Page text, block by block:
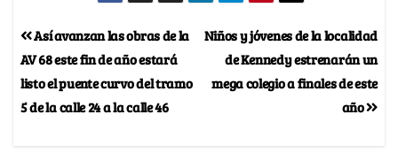
Niños y jóvenes de la localidad
de Kennedy estrenarán un
mega colegio a finales de este
año
Así avanzan las obras de la
AV 68 este fin de año estará
listo el puente curvo del tramo
5 de la calle 24 a la calle 46